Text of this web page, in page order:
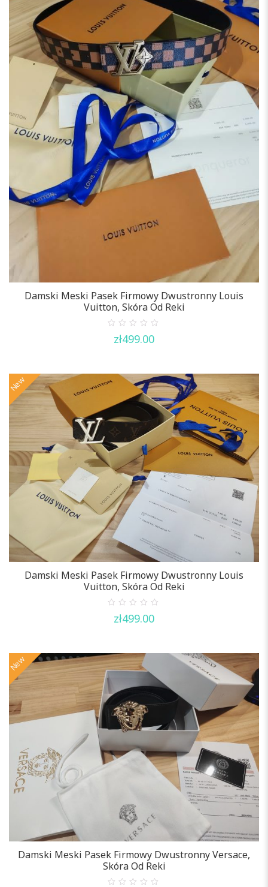
Damski Meski Pasek Firmowy Dwustronny Louis
Vuitton, Skóra Od Reki
out
zł499.00
New
Damski Meski Pasek Firmowy Dwustronny Louis
Vuitton, Skóra Od Reki
out
zł499.00
New
Damski Meski Pasek Firmowy Dwustronny Versace,
Skóra Od Reki